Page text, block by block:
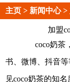
主页 > 新闻中心>
加盟
coco奶茶，
书、微博、抖音
见coco奶茶的知